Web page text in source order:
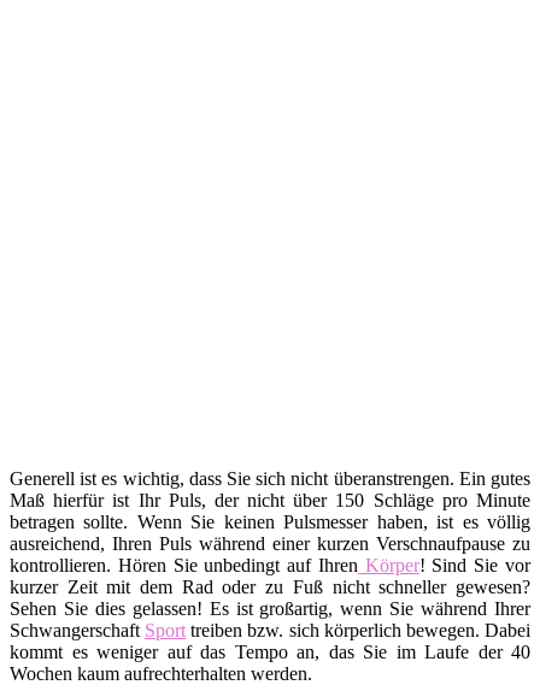
Generell ist es wichtig, dass Sie sich nicht überanstrengen. Ein gutes
Maß hierfür ist Ihr Puls, der nicht über 150 Schläge pro Minute
betragen sollte. Wenn Sie keinen Pulsmesser haben, ist es völlig
ausreichend, Ihren Puls während einer kurzen Verschnaufpause zu
kontrollieren. Hören Sie unbedingt auf Ihren Körper! Sind Sie vor
kurzer Zeit mit dem Rad oder zu Fuß nicht schneller gewesen?
Sehen Sie dies gelassen! Es ist großartig, wenn Sie während Ihrer
Schwangerschaft Sport treiben bzw. sich körperlich bewegen. Dabei
kommt es weniger auf das Tempo an, das Sie im Laufe der 40
Wochen kaum aufrechterhalten werden.